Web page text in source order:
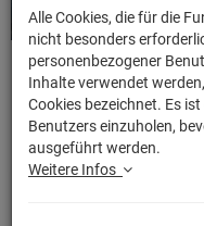
SORTIERUNG: WÄHLEN
Alle Cookies, die für die
nicht besonders
personenbezogener
Inhalte verwendet
Cookies bezeichnet. Es
Benutzers einzuholen,
ausgeführt werden.
Weitere Infos